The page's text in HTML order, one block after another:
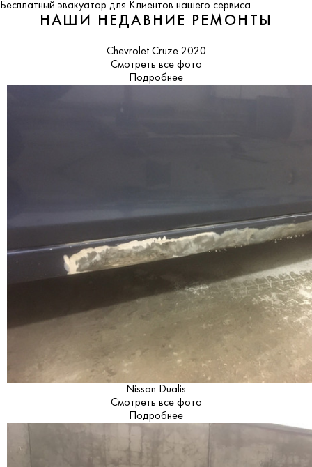
Бесплатный эвакуатор для Клиентов нашего сервиса
НАШИ НЕДАВНИЕ РЕМОНТЫ
Chevrolet Cruze 2020
Смотреть все фото
Подробнее
Nissan Dualis
Смотреть все фото
Подробнее